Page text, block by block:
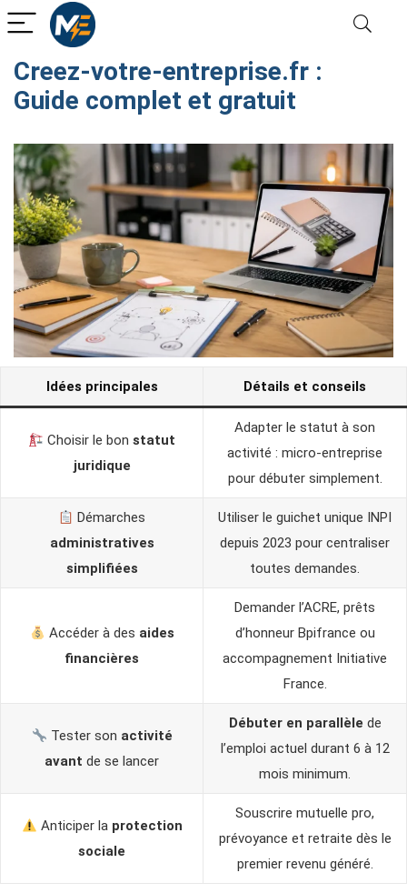
Creez-votre-entreprise.fr :
Guide complet et gratuit
Idées principales Détails et conseils
Choisir le bonstatut
juridique
Adapter le statut à son
activité : micro-entreprise
pour débuter simplement.
Démarches
administratives
simplifiées
Utiliser le guichet unique INPI
depuis 2023 pour centraliser
toutes demandes.
Accéder à des aides
financières
Demander l’ACRE, prêts
d’honneur Bpifrance ou
accompagnement Initiative
France.
Tester son activité
avant de se lancer
Débuter en parallèle de
l’emploi actuel durant 6 à 12
mois minimum.
Anticiper la protection
sociale
Souscrire mutuelle pro,
prévoyance et retraite dès le
premier revenu généré.